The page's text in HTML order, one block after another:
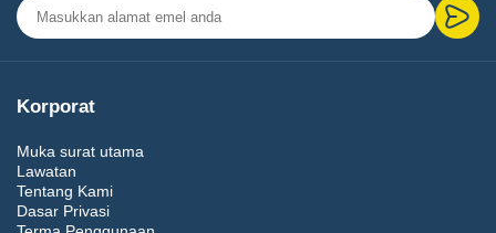
Korporat
Muka surat utama
Lawatan
Tentang Kami
Dasar Privasi